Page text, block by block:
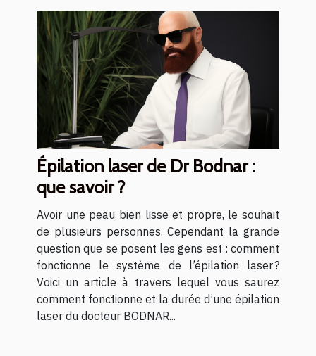
Épilation laser de Dr Bodnar :
que savoir ?
Avoir une peau bien lisse et propre, le souhait
de plusieurs personnes. Cependant la grande
question que se posent les gens est : comment
fonctionne le système de l’épilation laser ?
Voici un article à travers lequel vous saurez
comment fonctionne et la durée d’une épilation
laser du docteur BODNAR...